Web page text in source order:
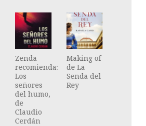
Zenda
recomienda:
Los
señores
del humo,
de
Claudio
Cerdán
Making of
de La
Senda del
Rey